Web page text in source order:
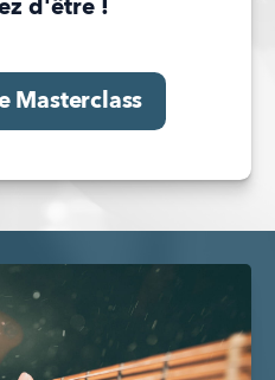
d'être !
Masterclass